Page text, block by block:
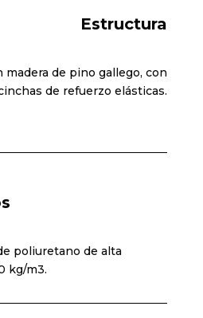
Estructura
de pino gallego, con
de refuerzo elásticas.
poliuretano de alta
kg/m3.